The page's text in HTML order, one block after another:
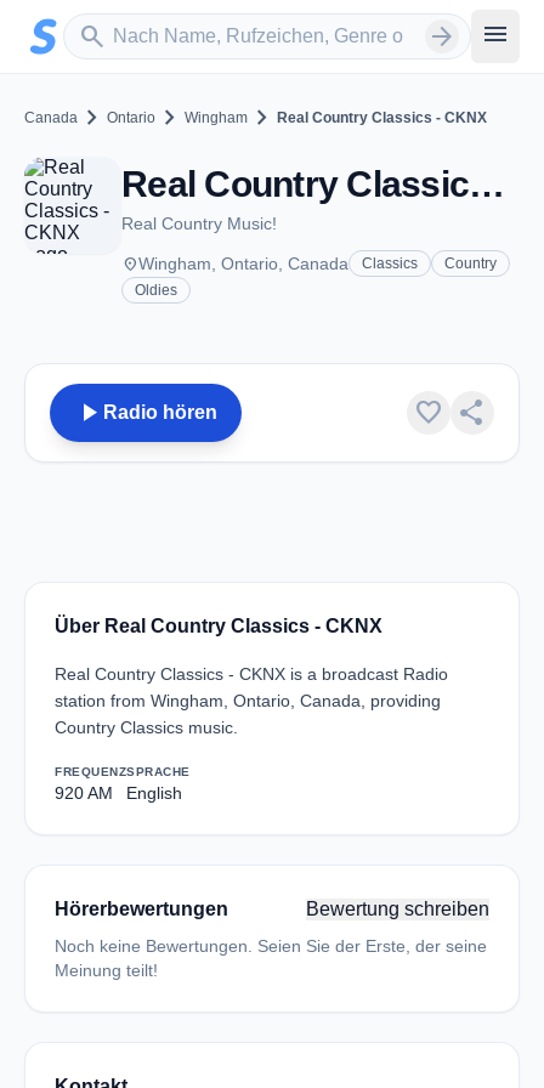
Zum Hauptinhalt springen
search
Sender suchen arrow_forward menu
Canada chevron_right Ontario chevron_right Wingham chevron_right Real Country Classics - CKNX
Real Country Classics - CKNX - AM 920 - Wingham, ON
Real Country Music!
placeWingham, Ontario, Canada Classics
Country
Oldies
play_arrow Radio hören favorite share
Über Real Country Classics - CKNX
Real Country Classics - CKNX is a broadcast Radio
station from Wingham, Ontario, Canada, providing
Country Classics music.
FREQUENZ
920 AM
SPRACHE
English
Hörerbewertungen Bewertung schreiben
Noch keine Bewertungen. Seien Sie der Erste, der seine
Meinung teilt!